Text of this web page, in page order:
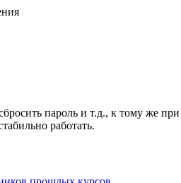
пароль и т.д., к тому же
работать.